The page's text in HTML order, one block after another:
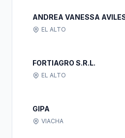
ANDREA VANESSA
EL ALTO
FORTIAGRO S.R.L.
EL ALTO
GIPA
VIACHA